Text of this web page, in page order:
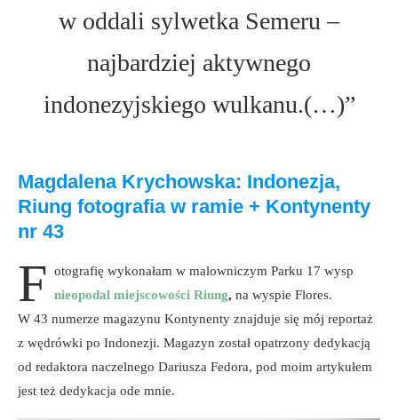
w oddali sylwetka Semeru –
najbardziej aktywnego
indonezyjskiego wulkanu.(…)”
Magdalena Krychowska: Indonezja,
Riung fotografia w ramie + Kontynenty
nr 43
F otografię wykonałam w malowniczym Parku 17 wysp
nieopodal miejscowości Riung, na wyspie Flores.
W 43 numerze magazynu Kontynenty znajduje się mój reportaż
z wędrówki po Indonezji. Magazyn został opatrzony dedykacją
od redaktora naczelnego Dariusza Fedora, pod moim artykułem
jest też dedykacja ode mnie.